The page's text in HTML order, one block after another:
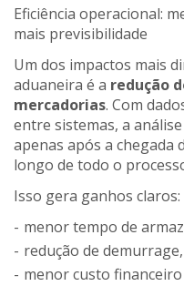
Eficiência operacional:
mais previsibilidade
Um dos impactos mais
aduaneira é a redução
mercadorias. Com
entre sistemas, a
apenas após a chegada
longo de todo o
Isso gera ganhos claros:
menor tempo de
redução de demurrage,
menor custo